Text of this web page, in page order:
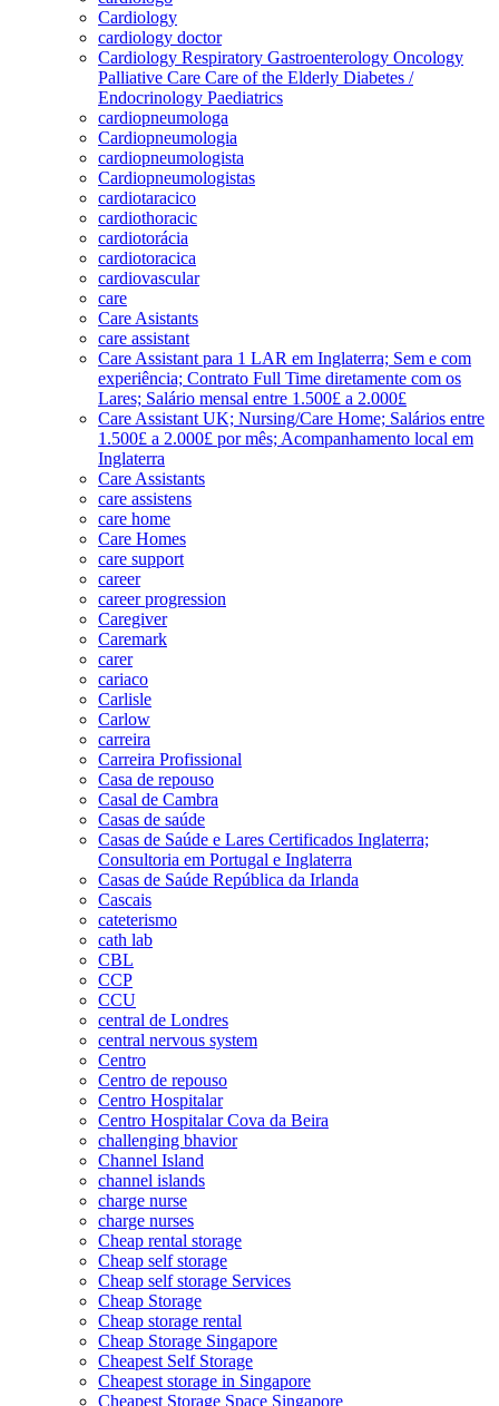
Cardiology
cardiology doctor
Cardiology Respiratory Gastroenterology Oncology
Palliative Care Care of the Elderly Diabetes /
Endocrinology Paediatrics
cardiopneumologa
Cardiopneumologia
cardiopneumologista
Cardiopneumologistas
cardiotaracico
cardiothoracic
cardiotorácia
cardiotoracica
cardiovascular
care
Care Asistants
care assistant
Care Assistant para 1 LAR em Inglaterra; Sem e com
experiência; Contrato Full Time diretamente com os
Lares; Salário mensal entre 1.500£ a 2.000£
Care Assistant UK; Nursing/Care Home; Salários entre
1.500£ a 2.000£ por mês; Acompanhamento local em
Inglaterra
Care Assistants
care assistens
care home
Care Homes
care support
career
career progression
Caregiver
Caremark
carer
cariaco
Carlisle
Carlow
carreira
Carreira Profissional
Casa de repouso
Casal de Cambra
Casas de saúde
Casas de Saúde e Lares Certificados Inglaterra;
Consultoria em Portugal e Inglaterra
Casas de Saúde República da Irlanda
Cascais
cateterismo
cath lab
CBL
CCP
CCU
central de Londres
central nervous system
Centro
Centro de repouso
Centro Hospitalar
Centro Hospitalar Cova da Beira
challenging bhavior
Channel Island
channel islands
charge nurse
charge nurses
Cheap rental storage
Cheap self storage
Cheap self storage Services
Cheap Storage
Cheap storage rental
Cheap Storage Singapore
Cheapest Self Storage
Cheapest storage in Singapore
Cheapest Storage Space Singapore